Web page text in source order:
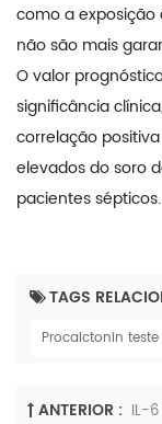
como a exposição
não são mais
O valor
significância
correlação
elevados do soro
pacientes sépticos.
TAGS
Procalctonin teste
ANTERIOR : IL-